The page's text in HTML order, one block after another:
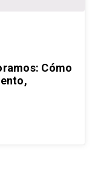
Cómo